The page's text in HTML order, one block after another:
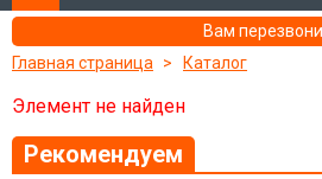
Вам
Главная страница
Каталог
Элемент не найден
Рекомендуем